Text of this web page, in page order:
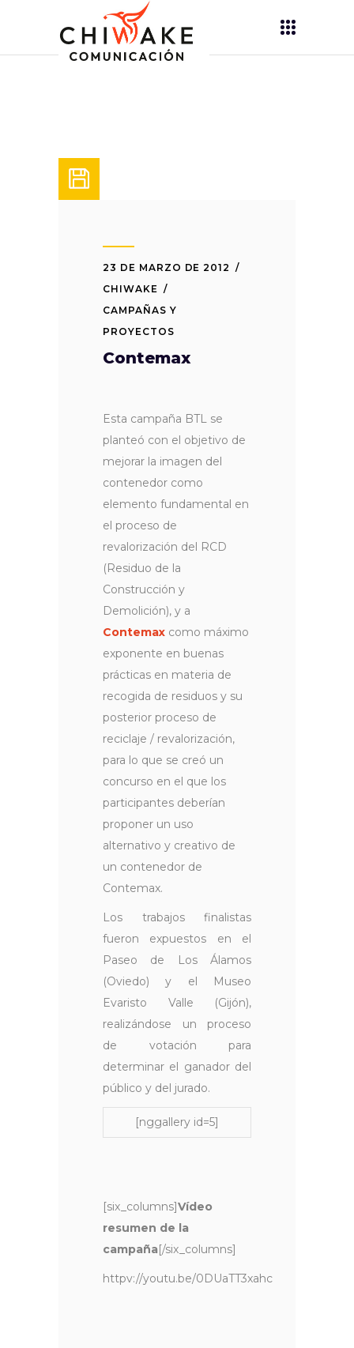
23 DE MARZO DE 2012
CHIWAKE
CAMPAÑAS Y
PROYECTOS
Contemax
Esta campaña BTL se
planteó con el objetivo de
mejorar la imagen del
contenedor como
elemento fundamental en
el proceso de
revalorización del RCD
(Residuo de la
Construcción y
Demolición), y a
Contemax como máximo
exponente en buenas
prácticas en materia de
recogida de residuos y su
posterior proceso de
reciclaje / revalorización,
para lo que se creó un
concurso en el que los
participantes deberían
proponer un uso
alternativo y creativo de
un contenedor de
Contemax.
Los trabajos finalistas
fueron expuestos en el
Paseo de Los Álamos
(Oviedo) y el Museo
Evaristo Valle (Gijón),
realizándose un proceso
de votación para
determinar el ganador del
público y del jurado.
[nggallery id=5]
[six_columns]Vídeo
resumen de la
campaña[/six_columns]
httpv://youtu.be/0DUaTT3xahc